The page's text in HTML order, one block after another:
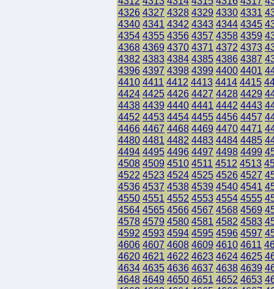
4326 4327 4328 4329 4330 4331
4340 4341 4342 4343 4344 4345
4354 4355 4356 4357 4358 4359
4368 4369 4370 4371 4372 4373
4382 4383 4384 4385 4386 4387
4396 4397 4398 4399 4400 4401
4410 4411 4412 4413 4414 4415
4424 4425 4426 4427 4428 4429
4438 4439 4440 4441 4442 4443
4452 4453 4454 4455 4456 4457
4466 4467 4468 4469 4470 4471
4480 4481 4482 4483 4484 4485
4494 4495 4496 4497 4498 4499
4508 4509 4510 4511 4512 4513
4522 4523 4524 4525 4526 4527
4536 4537 4538 4539 4540 4541
4550 4551 4552 4553 4554 4555
4564 4565 4566 4567 4568 4569
4578 4579 4580 4581 4582 4583
4592 4593 4594 4595 4596 4597
4606 4607 4608 4609 4610 4611
4620 4621 4622 4623 4624 4625
4634 4635 4636 4637 4638 4639
4648 4649 4650 4651 4652 4653